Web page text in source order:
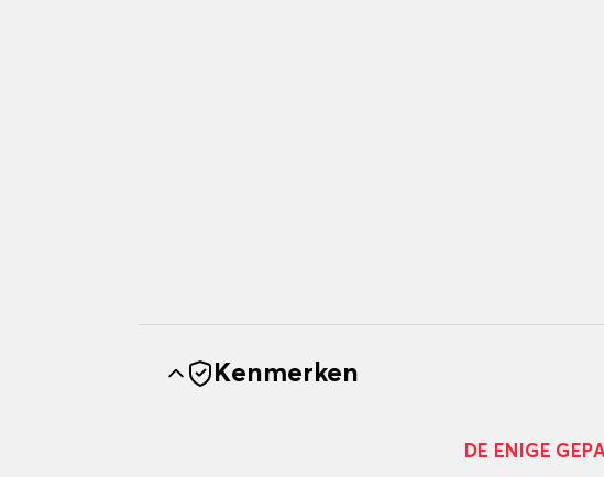
Kenmerken
DE ENIGE